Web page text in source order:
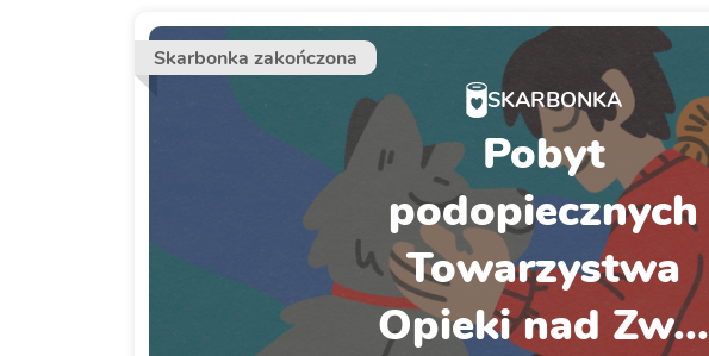
Skarbonka zakończona
SKARBONKA
Pobyt
podopiecznych
Towarzystwa
Opieki nad Zw...